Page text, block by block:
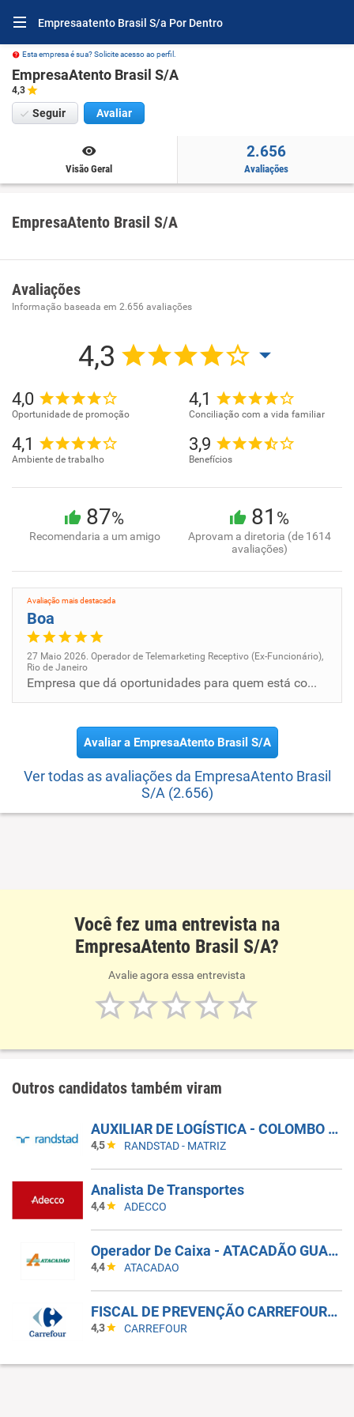
Empresaatento Brasil S/a Por Dentro
Esta empresa é sua? Solicite acesso ao perfil.
EmpresaAtento Brasil S/A
4,3
Seguir Avaliar
Visão Geral
2.656
Avaliações
EmpresaAtento Brasil S/A
Avaliações
Informação baseada em 2.656 avaliações
4,3
4,0
Oportunidade de promoção
4,1
Conciliação com a vida familiar
4,1
Ambiente de trabalho
3,9
Benefícios
87%
Recomendaria a um amigo
81 %
Aprovam a diretoria (de 1614
avaliações)
Avaliação mais destacada
Boa
27 Maio 2026. Operador de Telemarketing Receptivo (Ex-Funcionário),
Rio de Janeiro
Empresa que dá oportunidades para quem está começando e acolhe as diversidades.
Avaliar a EmpresaAtento Brasil S/A
Ver todas as avaliações da EmpresaAtento Brasil
S/A (2.656)
Você fez uma entrevista na
EmpresaAtento Brasil S/A?
Avalie agora essa entrevista
Outros candidatos também viram
AUXILIAR DE LOGÍSTICA - COLOMBO - PR
4,5 RANDSTAD - MATRIZ
Analista De Transportes
4,4 ADECCO
Operador De Caixa - ATACADÃO GUARULHOS BONSUCESSO
4,4 ATACADAO
FISCAL DE PREVENÇÃO CARREFOUR SHOPPING PAMPLONA
4,3 CARREFOUR